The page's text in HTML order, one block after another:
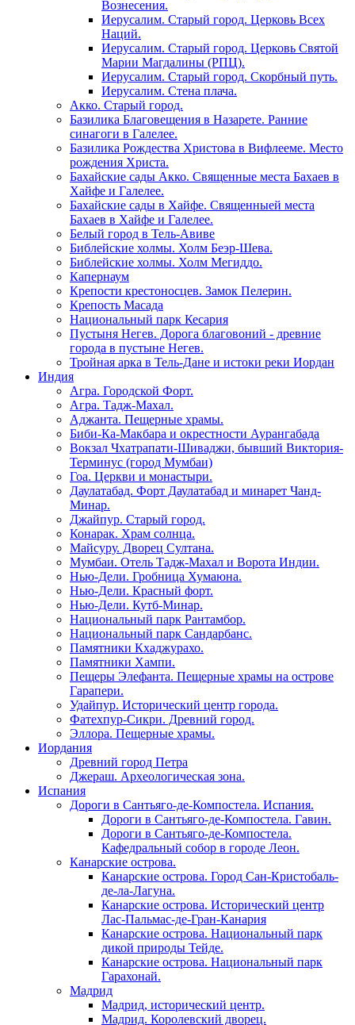
Вознесения.
Иерусалим. Старый город. Церковь Всех
Наций.
Иерусалим. Старый город. Церковь Святой
Марии Магдалины (РПЦ).
Иерусалим. Старый город. Скорбный путь.
Иерусалим. Стена плача.
Акко. Старый город.
Базилика Благовещения в Назарете. Ранние
синагоги в Галелее.
Базилика Рождества Христова в Вифлееме. Место
рождения Христа.
Бахайские сады Акко. Священные места Бахаев в
Хайфе и Галелее.
Бахайские сады в Хайфе. Священныей места
Бахаев в Хайфе и Галелее.
Белый город в Тель-Авиве
Библейские холмы. Холм Беэр-Шева.
Библейские холмы. Холм Мегиддо.
Капернаум
Крепости крестоносцев. Замок Пелерин.
Крепость Масада
Национальный парк Кесария
Пустыня Негев. Дорога благовоний - древние
города в пустыне Негев.
Тройная арка в Тель-Дане и истоки реки Иордан
Индия
Агра. Городской Форт.
Агра. Тадж-Махал.
Аджанта. Пещерные храмы.
Биби-Ка-Макбара и окрестности Аурангабада
Вокзал Чхатрапати-Шиваджи, бывший Виктория-
Терминус (город Мумбаи)
Гоа. Церкви и монастыри.
Даулатабад. Форт Даулатабад и минарет Чанд-
Минар.
Джайпур. Старый город.
Конарак. Храм солнца.
Майсуру. Дворец Султана.
Мумбаи. Отель Тадж-Махал и Ворота Индии.
Нью-Дели. Гробница Хумаюна.
Нью-Дели. Красный форт.
Нью-Дели. Кутб-Минар.
Национальный парк Рантамбор.
Национальный парк Сандарбанс.
Памятники Кхаджурахо.
Памятники Хампи.
Пещеры Элефанта. Пещерные храмы на острове
Гарапери.
Удайпур. Исторический центр города.
Фатехпур-Сикри. Древний город.
Эллора. Пещерные храмы.
Иордания
Древний город Петра
Джераш. Археологическая зона.
Испания
Дороги в Сантьяго-де-Компостела. Испания.
Дороги в Сантьяго-де-Компостела. Гавин.
Дороги в Сантьяго-де-Компостела.
Кафедральный собор в городе Леон.
Канарские острова.
Канарские острова. Город Сан-Кристобаль-
де-ла-Лагуна.
Канарские острова. Исторический центр
Лас-Пальмас-де-Гран-Канария
Канарские острова. Национальный парк
дикой природы Тейде.
Канарские острова. Национальный парк
Гарахонай.
Мадрид
Мадрид, исторический центр.
Мадрид. Королевский дворец.